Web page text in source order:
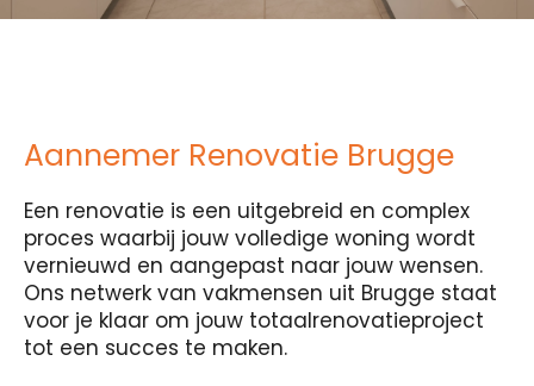
Aannemer Renovatie Brugge
Een renovatie is een uitgebreid en complex
proces waarbij jouw volledige woning wordt
vernieuwd en aangepast naar jouw wensen.
Ons netwerk van vakmensen uit Brugge staat
voor je klaar om jouw totaalrenovatieproject
tot een succes te maken.